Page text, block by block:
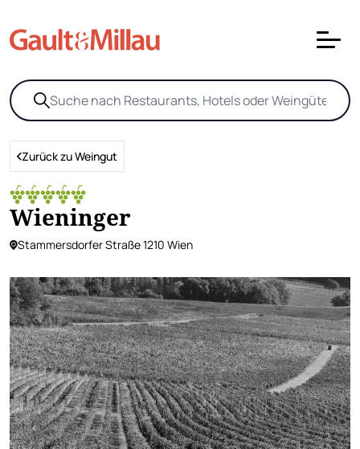
Zurück zu Weingut
Wieninger
Stammersdorfer Straße 1210 Wien